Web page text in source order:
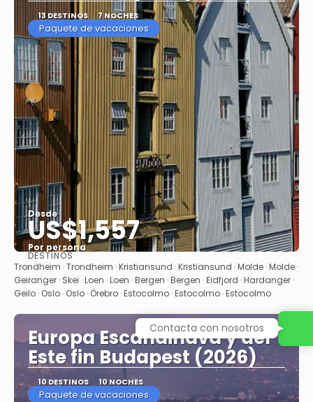
13 DESTINOS 7 NOCHES
Paquete de vacaciones
Desde
US$1,557
Por persona
Ver
DESTINOS
Trondheim · Trondheim · Kristiansund · Kristiansund · Molde · Molde ·
Geiranger · Skei · Loen · Loen · Bergen · Bergen · Eidfjord · Hardanger ·
Geilo · Oslo · Oslo · Örebro · Estocolmo · Estocolmo · Estocolmo
Europa Escandinava y del
Este fin Budapest (2026)
10 DESTINOS 10 NOCHES
Paquete de vacaciones
Contacta con nosotros